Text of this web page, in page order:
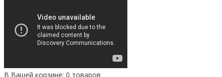
В Вашей корзине: 0 товаров